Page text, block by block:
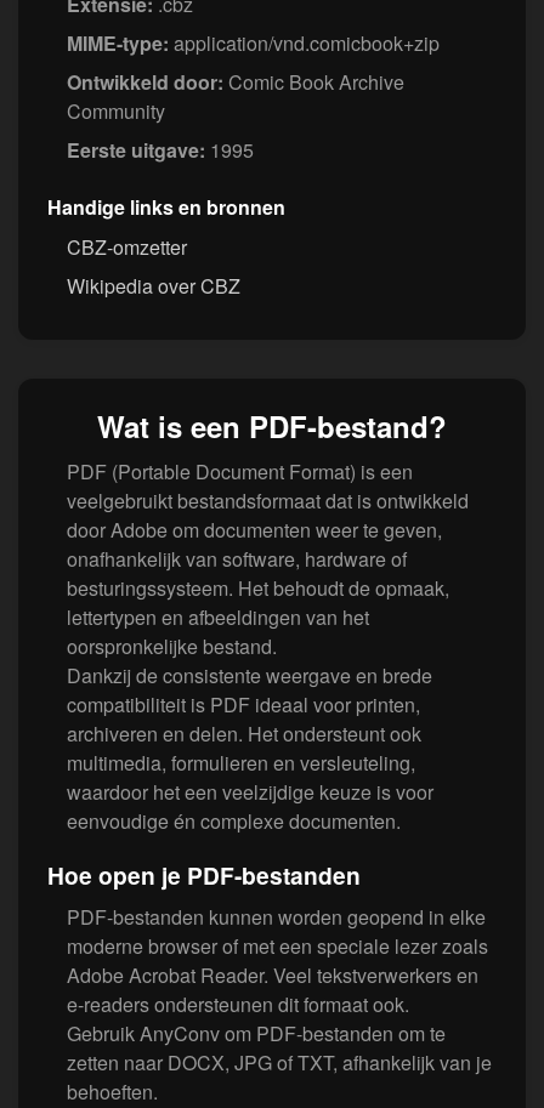
MIME-type: application/vnd.comicbook+zip
Ontwikkeld door: Comic Book Archive
Community
Eerste uitgave: 1995
Handige links en bronnen
CBZ-omzetter
Wikipedia over CBZ
Wat is een PDF-bestand?
PDF (Portable Document Format) is een
veelgebruikt bestandsformaat dat is ontwikkeld
door Adobe om documenten weer te geven,
onafhankelijk van software, hardware of
besturingssysteem. Het behoudt de opmaak,
lettertypen en afbeeldingen van het
oorspronkelijke bestand.
Dankzij de consistente weergave en brede
compatibiliteit is PDF ideaal voor printen,
archiveren en delen. Het ondersteunt ook
multimedia, formulieren en versleuteling,
waardoor het een veelzijdige keuze is voor
eenvoudige én complexe documenten.
Hoe open je PDF-bestanden
PDF-bestanden kunnen worden geopend in elke
moderne browser of met een speciale lezer zoals
Adobe Acrobat Reader. Veel tekstverwerkers en
e-readers ondersteunen dit formaat ook.
Gebruik AnyConv om PDF-bestanden om te
zetten naar DOCX, JPG of TXT, afhankelijk van je
behoeften.